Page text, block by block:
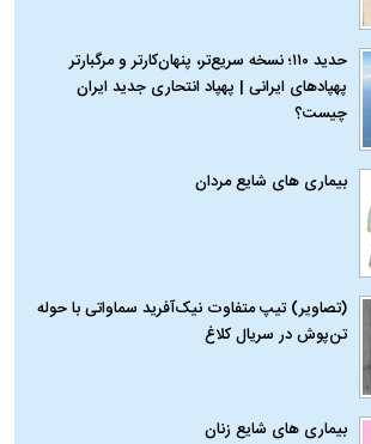
حدید ۱۱۰؛ نسخه سریع‌تر، پنهان‌کارتر و مرگبارتر
پهپادهای ایرانی | پهپاد انتحاری جدید ایران
چیست؟
بیماری‌ های شایع مردان
(تصاویر) تیپ متفاوت نیک‌آفرید سماواتی با حوله
تن‌پوش در سریال کلاغ
بیماری‌ های شایع زنان